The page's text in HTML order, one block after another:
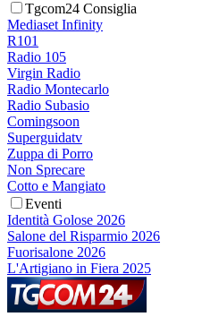
Tgcom24 Consiglia
Mediaset Infinity
R101
Radio 105
Virgin Radio
Radio Montecarlo
Radio Subasio
Comingsoon
Superguidatv
Zuppa di Porro
Non Sprecare
Cotto e Mangiato
Eventi
Identità Golose 2026
Salone del Risparmio 2026
Fuorisalone 2026
L'Artigiano in Fiera 2025